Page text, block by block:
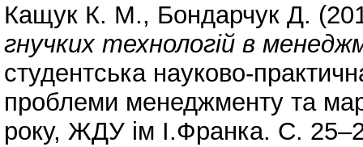
Кащук К. М., Бондарчук Д.
гнучких технологій в
студентська науково-
проблеми менеджменту та
року, ЖДУ ім І.Франка. С.